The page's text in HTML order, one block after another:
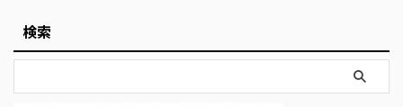
検索